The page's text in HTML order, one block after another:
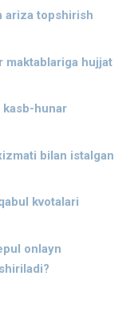
ariza topshirish
maktablariga hujjat
kasb-hunar
bilan istalgan
kvotalari
onlayn